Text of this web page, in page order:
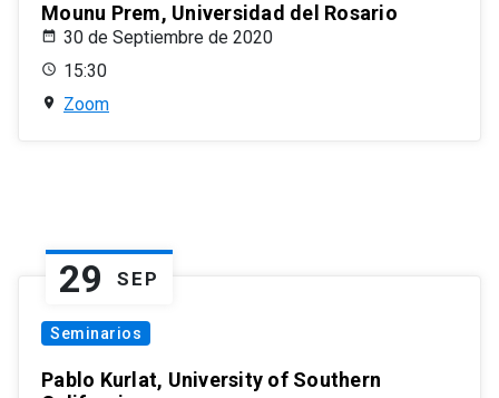
Mounu Prem, Universidad del Rosario
30 de Septiembre de 2020
15:30
Zoom
29 SEP
Seminarios
Pablo Kurlat, University of Southern